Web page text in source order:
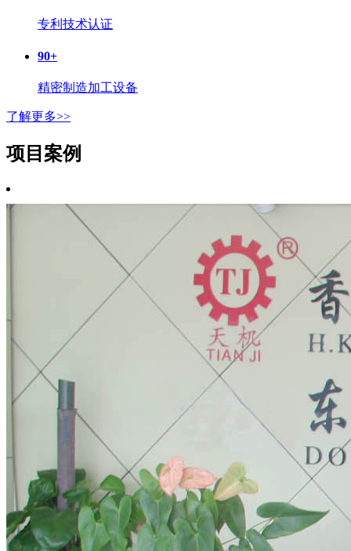
专利技术认证
90+
精密制造加工设备
了解更多>>
项目案例